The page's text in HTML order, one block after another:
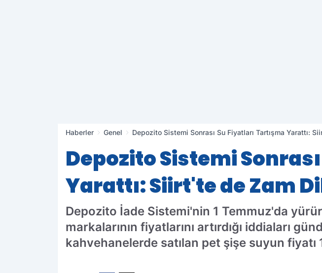
Haberler Genel Depozito Sistemi Sonrası Su Fiyatları Tartışma Yarattı:
Depozito Sistemi
Yarattı: Siirt'te de Zam
Depozito İade Sistemi'nin 1 Temmuz'da
markalarının fiyatlarını artırdığı iddiaları
kahvehanelerde satılan pet şişe suyun fiyatı